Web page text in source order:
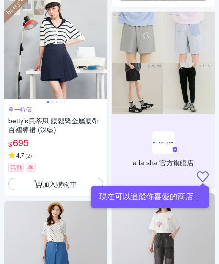
單一特價
betty’s貝蒂思 腰鬆緊金屬腰帶
百褶褲裙 (深藍)
$695
4.7(2)
活動 券
加入購物車
a la sha 官方旗艦店
現在可以追蹤你喜愛的商店！